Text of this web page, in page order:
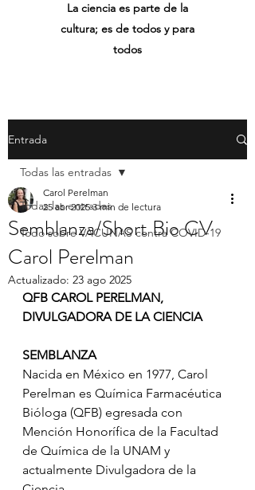
La ciencia es parte de la
cultura; es de todos y para
todos
Entrada
Todas las entradas
Todo sobre VACUNAS contra COVID-19
Todas las entradas
Semblanza/Short Bio CV
Carol Perelman
Carol Perelman
25 abr 2025 3 min de lectura
Actualizado: 23 ago 2025
QFB CAROL PERELMAN,
DIVULGADORA DE LA CIENCIA
SEMBLANZA
Nacida en México en 1977, Carol
Perelman es Química Farmacéutica
Bióloga (QFB) egresada con
Mención Honorífica de la Facultad
de Química de la UNAM y
actualmente Divulgadora de la